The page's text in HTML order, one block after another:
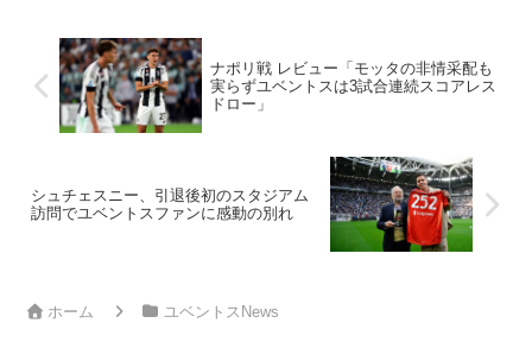
ナポリ戦 レビュー「モッタの非情采配も
実らずユベントスは3試合連続スコアレス
ドロー」
シュチェスニー、引退後初のスタジアム
訪問でユベントスファンに感動の別れ
ホーム ユベントスNews